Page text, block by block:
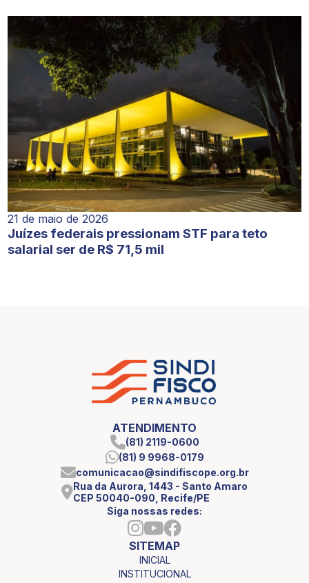
21 de maio de 2026
Juízes federais pressionam STF para teto
salarial ser de R$ 71,5 mil
ATENDIMENTO
(81) 2119-0600
(81) 9 9968-0179
comunicacao@sindifiscope.org.br
Rua da Aurora, 1443 - Santo Amaro
CEP 50040-090, Recife/PE
Siga nossas redes:
SITEMAP
INICIAL
INSTITUCIONAL